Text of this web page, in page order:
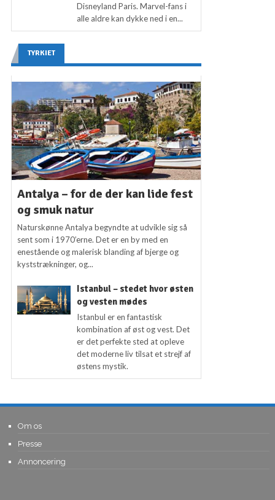
Disneyland Paris. Marvel-fans i
alle aldre kan dykke ned i en...
TYRKIET
Antalya – for de der kan lide fest
og smuk natur
Naturskønne Antalya begyndte at udvikle sig så
sent som i 1970’erne. Det er en by med en
enestående og malerisk blanding af bjerge og
kyststrækninger, og...
Istanbul – stedet hvor østen
og vesten mødes
Istanbul er en fantastisk
kombination af øst og vest. Det
er det perfekte sted at opleve
det moderne liv tilsat et strejf af
østens mystik.
Om os
Presse
Annoncering